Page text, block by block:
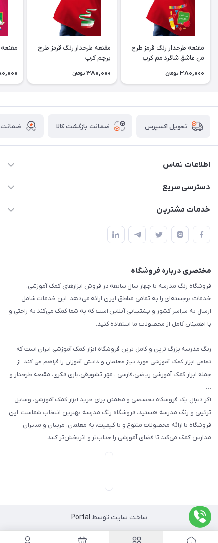
مقنعه طرحدار رنگ قرمز طرح
من عاشق شاگردامم کرپ
380,000 تومان
مقنعه طرحدار رنگ قرمز طرح
پرچم کرپ
380,000 تومان
تحویل اکسپرس ضمانت بازگشت کالا ضمانت
اطلاعات تماس
02136781755
دسترسی سریع
پلنر و دفتر
استایل معلم و دانش آموز
بازی و نمایش
تزئین کلاس
طرح های تشویقی
گیفت ها و جوایز
سایر محصولات
خدمات مشتریان
قوانین و مقررات
حریم خصوصی
مختصری درباره فروشگاه
فروشگاه رنگ مدرسه با چهار سال سابقه در فروش ابزارهای کمک آموزشی،
خدمات برجسته‌ای را به تمامی مناطق ایران ارائه می‌دهد. این خدمات شامل
ارسال به سراسر کشور و پشتیبانی آنلاین است که به شما کمک می‌کند به راحتی و
با اطمینان کامل از محصولات ما استفاده کنید.
رنگ مدرسه بزرگ ترین و کامل ترین فروشگاه ابزار کمک آموزشی ایران است که
تمامی ابزار کمک آموزشی مورد نیاز معلمان و دانش آموزان را فراهم می کند. از
جمله ابزار کمک آموزشی ریاضی،فارسی ، مهر تشویقی،بازی فکری، مقنعه طرحدار و
…
اگر دنبال یک فروشگاه تخصصی و مطمئن برای خرید ابزار کمک آموزشی، وسایل
تزئینی و رنگ مدرسه هستید، فروشگاه رنگ مدرسه بهترین انتخاب شماست. این
فروشگاه با ارائه محصولات متنوع و با کیفیت، به معلمان، مربیان و مدیران
مدارس کمک می‌کند تا فضای آموزشی را جذاب‌تر و اثربخش‌تر کنند.
ساخت سایت توسط Portal